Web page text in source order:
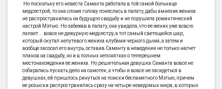
Но поскольку его невеста Саманта работала в той самой больнице
медсестрой, то она сломя голову понеслась в палату, дабы амнезия жениха
не распространилась на будущую свадьбу и не порушила романтический
настрой Мэтью. Но забежав в палату, она увидела, что ее жених уже вовсю
лапает... вовсе не дежурную медсестру, а тот самый светящийся шар,
который окутал непутевого жениха клубами черного дыма, а затем и
вообще засосал его внутрь, оставив Саманту в неведении не только насчет
планов на свадьбу, но и в полных непонятках о теперешнем
местонахождении ее жениха. Но решительная девушка Саманта вовсе не
собиралась пускать дело на самотек, а чтобы и вовсе не засидеться в
девушках, ей пришлось ринуться на поиски беспамятного Мэтью, причем
ее розыски распространились сразу на четыре неведомых мира, в которых